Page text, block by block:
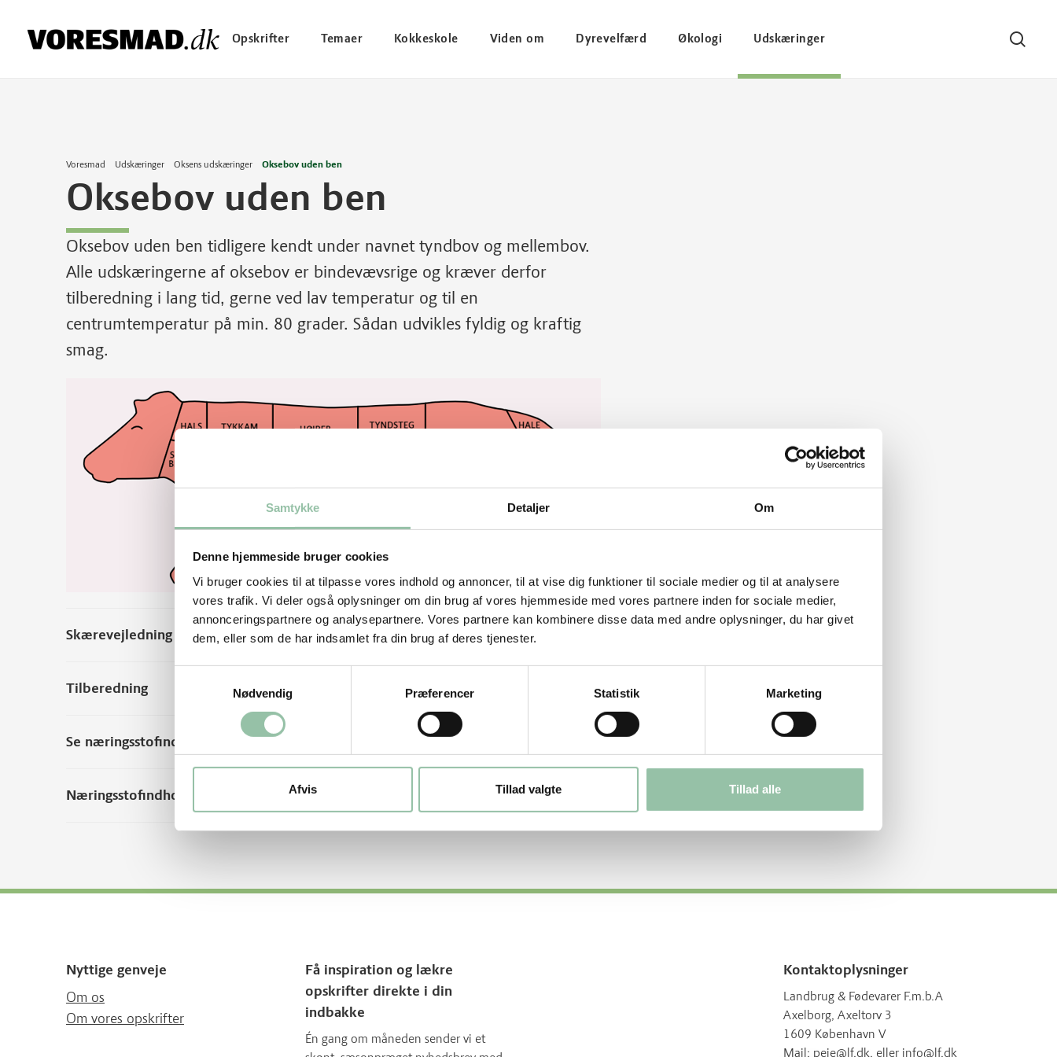
Samtykke Detaljer Om
Denne hjemmeside bruger cookies
Vi bruger cookies til at tilpasse vores indhold og annoncer, til at vise dig funktioner til sociale medier og til at analysere
vores trafik. Vi deler også oplysninger om din brug af vores hjemmeside med vores partnere inden for sociale medier,
annonceringspartnere og analysepartnere. Vores partnere kan kombinere disse data med andre oplysninger, du har givet
dem, eller som de har indsamlet fra din brug af deres tjenester.
Nødvendig
Præferencer Statistik Marketing
Afvis Tillad valgte Tillad alle
Opskrifter Temaer Kokkeskole Viden om Dyrevelfærd Økologi Udskæringer
Søg
Voresmad Udskæringer Oksens udskæringer Oksebov uden ben
Oksebov uden ben
Oksebov uden ben tidligere kendt under navnet tyndbov og mellembov.
Alle udskæringerne af oksebov er bindevævsrige og kræver derfor
tilberedning i lang tid, gerne ved lav temperatur og til en
centrumtemperatur på min. 80 grader. Sådan udvikles fyldig og kraftig
smag.
Skærevejledning
Tilberedning
Se næringsstofindhold per 100 g rå vægt
Næringsstofindhold fra andre kilder
Nyttige genveje
Om os
Om vores opskrifter
Få inspiration og lækre
opskrifter direkte i din
indbakke
Én gang om måneden sender vi et
Kontaktoplysninger
Landbrug & Fødevarer F.m.b.A
Axelborg, Axeltorv 3
1609 København V
Mail: peje@lf.dk, eller info@lf.dk